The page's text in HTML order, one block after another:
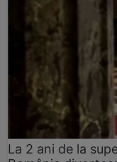
La 2 ani de la